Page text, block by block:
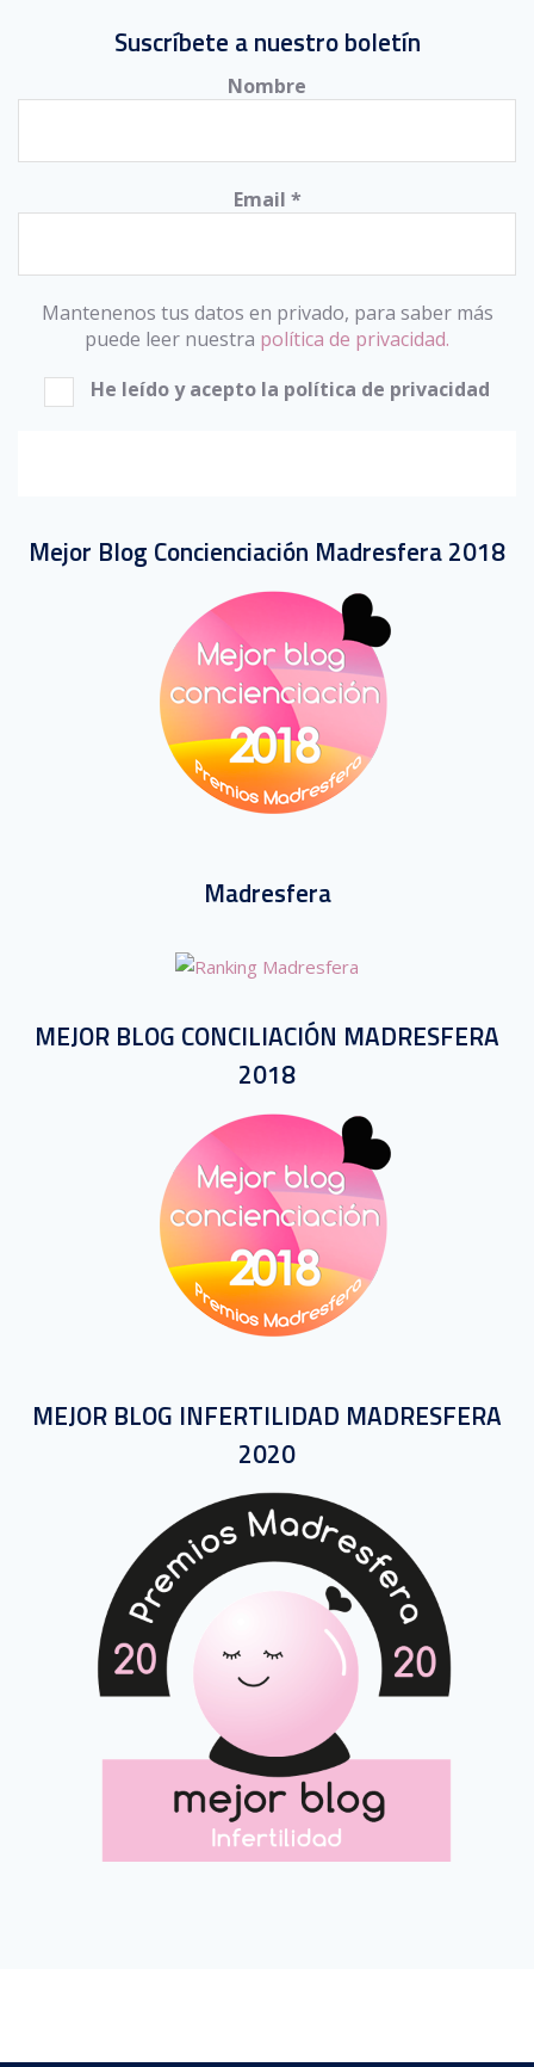
Suscríbete a nuestro boletín
Nombre
Email *
Mantenenos tus datos en privado, para saber más
puede leer nuestra política de privacidad.
He leído y acepto la política de privacidad
Mejor Blog Concienciación Madresfera 2018
Madresfera
MEJOR BLOG CONCILIACIÓN MADRESFERA
2018
MEJOR BLOG INFERTILIDAD MADRESFERA
2020